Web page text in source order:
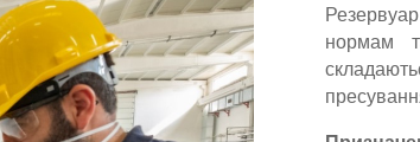
нормам